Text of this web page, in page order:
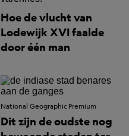
Hoe de vlucht van
Lodewijk XVI faalde
door één man
National Geographic Premium
Dit zijn de oudste nog